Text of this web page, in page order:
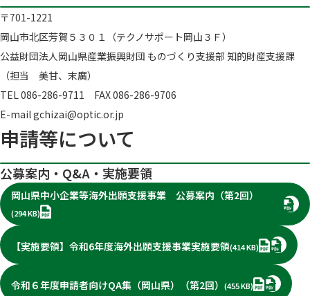
〒701-1221
岡山市北区芳賀５３０１（テクノサポート岡山３Ｆ）
公益財団法人岡山県産業振興財団 ものづくり支援部 知的財産支援課
（担当 美甘、末廣）
TEL 086-286-9711 FAX 086-286-9706
E-mail gchizai@optic.or.jp
申請等について
公募案内・Q&A・実施要領
岡山県中小企業等海外出願支援事業 公募案内（第2回）
(294 KB)
PDF
【実施要領】令和6年度海外出願支援事業実施要領(414 KB) PDF
令和６年度申請者向けQA集（岡山県）（第2回） (455 KB) PDF